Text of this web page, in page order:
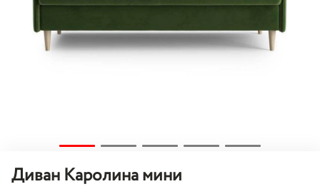
Диван Каролина мини